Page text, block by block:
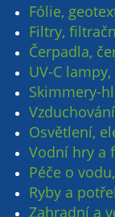
Fólie,
Filtry,
Čerpadla,
UV-C
Skimmery-
Osvětlení,
Vodní hry a
Péče o
Ryby a
Zahradní a